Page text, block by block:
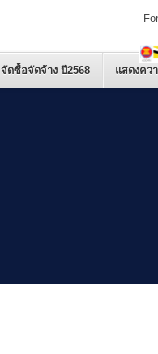
จัดซื้อจัดจ้าง ปี2568 แสดงคว